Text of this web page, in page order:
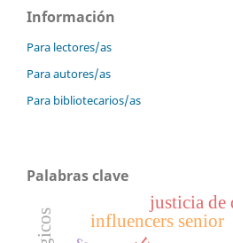
Información
Para lectores/as
Para autores/as
Para bibliotecarios/as
Palabras clave
influencers senior
justicia de